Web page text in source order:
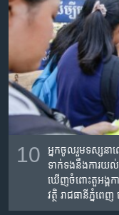
10
អ្នក​ចូលរួម​ទស្សនា​
ទាក់ទង​នឹងការយ
ឃើញ​ចំពោះ​តួអង្គក
វត្ថិ​ រាជធានី​ភ្នំព